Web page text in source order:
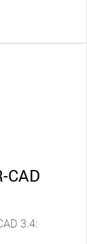
CAD
3.4: